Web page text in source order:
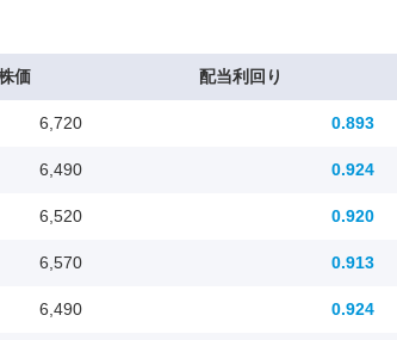
価 配当利回り
6,720 0.893
6,490 0.924
6,520 0.920
6,570 0.913
6,490 0.924